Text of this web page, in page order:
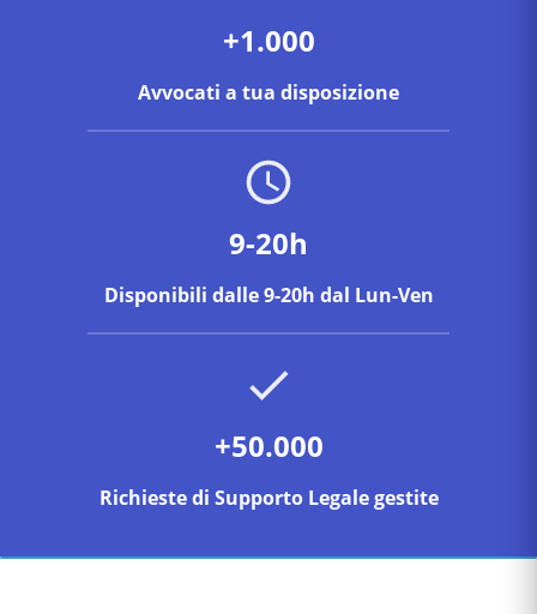
+1.000
Avvocati a tua disposizione
9-20h
Disponibili dalle 9-20h dal Lun-Ven
+50.000
Richieste di Supporto Legale gestite